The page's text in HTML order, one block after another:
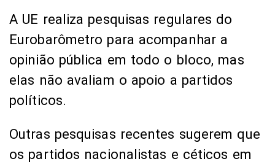
A UE realiza pesquisas regulares do
Eurobarômetro para acompanhar a
opinião pública em todo o bloco, mas
elas não avaliam o apoio a partidos
políticos.
Outras pesquisas recentes sugerem que
os partidos nacionalistas e céticos em